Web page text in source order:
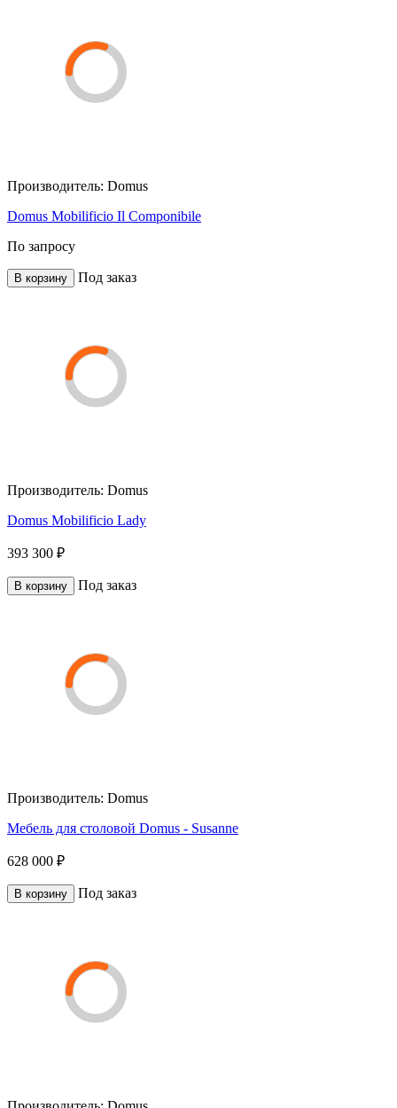
Производитель: Domus
Domus Mobilificio Il Componibile
По запросу
В корзину Под заказ
Производитель: Domus
Domus Mobilificio Lady
393 300 ₽
В корзину Под заказ
Производитель: Domus
Мебель для столовой Domus - Susanne
628 000 ₽
В корзину Под заказ